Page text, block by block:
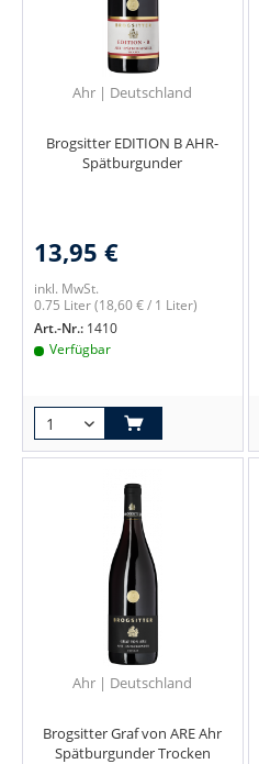
Ahr | Deutschland
Brogsitter EDITION B AHR-
Spätburgunder
13,95 €
inkl. MwSt.
0.75 Liter(18,60 € / 1 Liter)
Art.-Nr.: 1410
Verfügbar
Ahr | Deutschland
Brogsitter Graf von ARE Ahr
Spätburgunder Trocken